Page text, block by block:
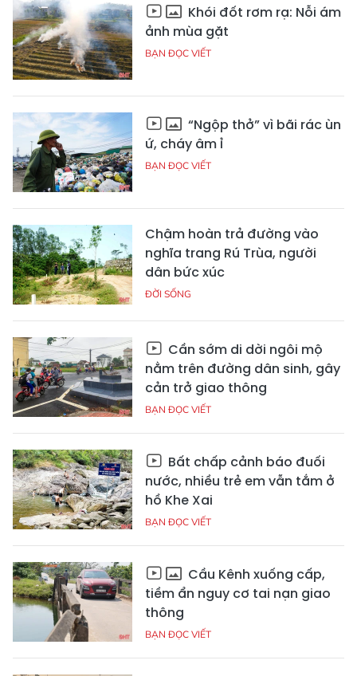
Khói đốt rơm rạ: Nỗi ám
ảnh mùa gặt
BẠN ĐỌC VIẾT
“Ngộp thở” vì bãi rác ùn
ứ, cháy âm ỉ
BẠN ĐỌC VIẾT
Chậm hoàn trả đường vào
nghĩa trang Rú Trùa, người
dân bức xúc
ĐỜI SỐNG
Cần sớm di dời ngôi mộ
nằm trên đường dân sinh, gây
cản trở giao thông
BẠN ĐỌC VIẾT
Bất chấp cảnh báo đuối
nước, nhiều trẻ em vẫn tắm ở
hồ Khe Xai
BẠN ĐỌC VIẾT
Cầu Kênh xuống cấp,
tiềm ẩn nguy cơ tai nạn giao
thông
BẠN ĐỌC VIẾT